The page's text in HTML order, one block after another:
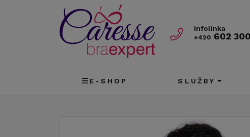
Infolinka
+420 602
E-SHOP SLUŽBY